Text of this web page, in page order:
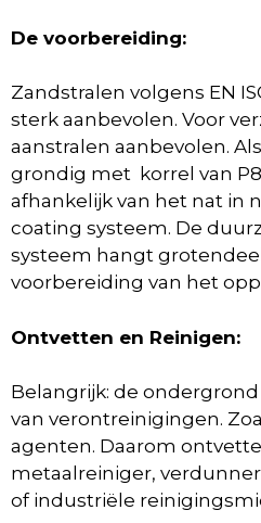
De voorbereiding:
Zandstralen volgens EN
sterk aanbevolen. Voor
aanstralen aanbevolen.
grondig met korrel van
afhankelijk van het nat in
coating systeem. De
systeem hangt
voorbereiding van het
Ontvetten en Reinigen:
Belangrijk: de
van verontreinigingen.
agenten. Daarom
metaalreiniger,
of industriële